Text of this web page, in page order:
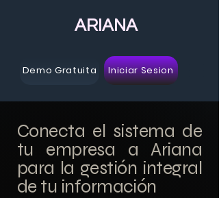
Demo Gratuita Iniciar Sesion
ARIANA
Conecta el sistema de
tu empresa a Ariana
para la gestión integral
de tu información